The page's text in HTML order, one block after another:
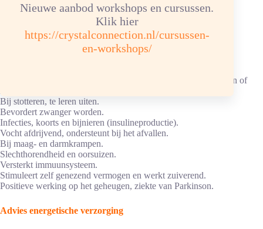
Nieuwe aanbod workshops en cursussen.
Klik hier
https://crystalconnection.nl/cursussen-
en-workshops/
Helpt emoties te verwerken.
Is rustgevend en tegen angsten.
Activeert het hartchakra en werkt aardend.
Bij examens.
Verbonden met hartchakra en keelchakra.
Goed voor onrustige baby’s die schokkende bewegingen maken of
Bij stotteren, te leren uiten.
Bevordert zwanger worden.
Infecties, koorts en bijnieren (insulineproductie).
Vocht afdrijvend, ondersteunt bij het afvallen.
Bij maag- en darmkrampen.
Slechthorendheid en oorsuizen.
Versterkt immuunsysteem.
Stimuleert zelf genezend vermogen en werkt zuiverend.
Positieve werking op het geheugen, ziekte van Parkinson.
Advies energetische verzorging